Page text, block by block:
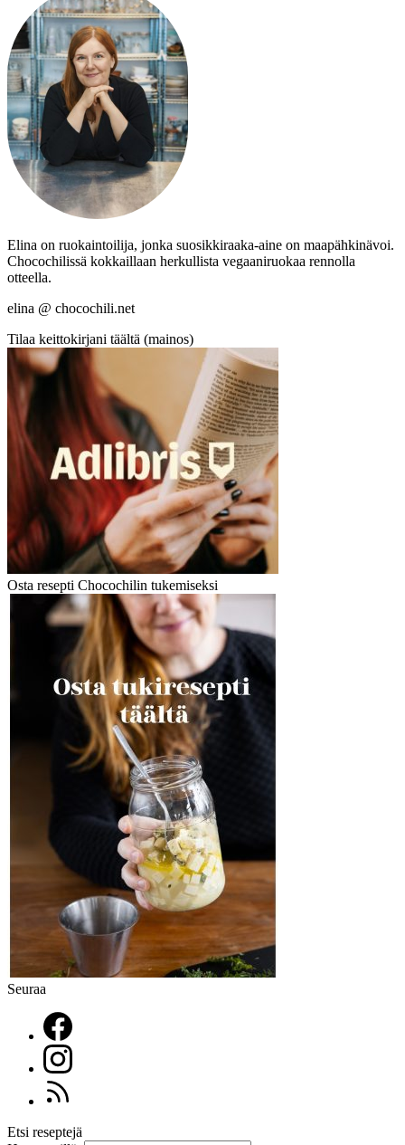
Elina on ruokaintoilija, jonka suosikkiraaka-aine on maapähkinävoi.
Chocochilissä kokkaillaan herkullista vegaaniruokaa rennolla
otteella.
elina @ chocochili.net
Tilaa keittokirjani täältä (mainos)
Osta resepti Chocochilin tukemiseksi
Seuraa
Etsi reseptejä